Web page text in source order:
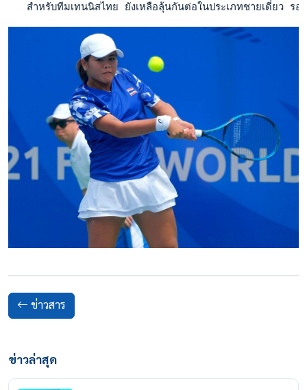
สำหรับทีมเทนนิสไทย ยังเหลือลุ้นกันต่อในประเภทชายเดี่ยว ร
ข่าวสาร
ข่าวล่าสุด